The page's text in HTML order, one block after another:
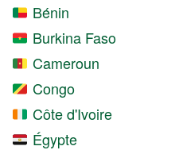
Bénin
Burkina Faso
Cameroun
Congo
Côte d'Ivoire
Égypte